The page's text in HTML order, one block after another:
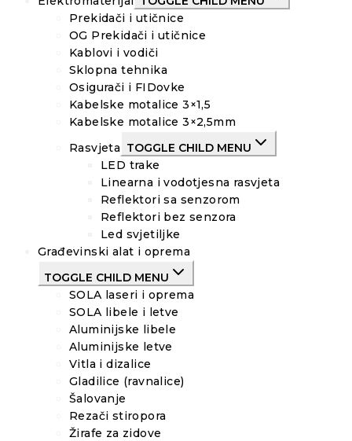
Prekidači i utičnice
OG Prekidači i utičnice
Kablovi i vodiči
Sklopna tehnika
Osigurači i FIDovke
Kabelske motalice 3×1,5
Kabelske motalice 3×2,5mm
Rasvjeta TOGGLE CHILD MENU
LED trake
Linearna i vodotjesna rasvjeta
Reflektori sa senzorom
Reflektori bez senzora
Led svjetiljke
Građevinski alat i oprema
TOGGLE CHILD MENU
SOLA laseri i oprema
SOLA libele i letve
Aluminijske libele
Aluminijske letve
Vitla i dizalice
Gladilice (ravnalice)
Šalovanje
Rezači stiropora
Žirafe za zidove